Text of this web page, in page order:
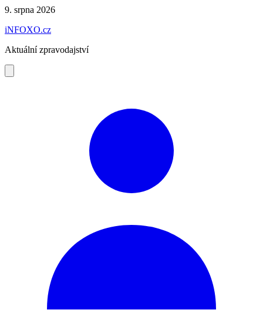
Preskočiť
obsah
9. srpna 2026
iNFOXO.cz
Aktuální zpravodajství